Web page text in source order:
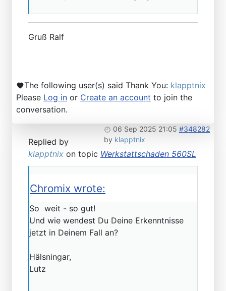
Gruß Ralf
The following user(s) said Thank You: klapptnix
Please Log in or Create an account to join the
conversation.
06 Sep 2025 21:05 #348282
by klapptnix
Replied by
klapptnix on topic Werkstattschaden 560SL
Chromix wrote:
So weit - so gut!
Und wie wendest Du Deine Erkenntnisse
jetzt in Deinem Fall an?
Hälsningar,
Lutz